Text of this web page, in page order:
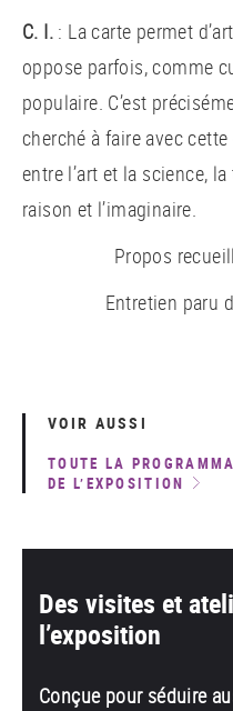
C. I. : La carte permet
oppose parfois, comme
populaire. C’est
cherché à faire avec
entre l’art et la science,
raison et l’imaginaire.
Propos
Entretien paru
VOIR AUSSI
TOUTE LA
DE L’EXPOSITION
Des visites et
l’exposition
Conçue pour séduire